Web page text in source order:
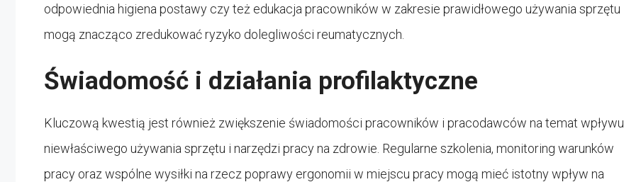
odpowiednia higiena postawy czy też edukacja pracowników w zakresie prawidłowego używania sprzętu
mogą znacząco zredukować ryzyko dolegliwości reumatycznych.
Świadomość i działania profilaktyczne
Kluczową kwestią jest również zwiększenie świadomości pracowników i pracodawców na temat wpływu
niewłaściwego używania sprzętu i narzędzi pracy na zdrowie. Regularne szkolenia, monitoring warunków
pracy oraz wspólne wysiłki na rzecz poprawy ergonomii w miejscu pracy mogą mieć istotny wpływ na